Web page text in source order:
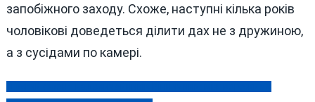
запобіжного заходу. Схоже, наступні кілька років
чоловікові доведеться ділити дах не з дружиною,
а з сусідами по камері.
Навігація